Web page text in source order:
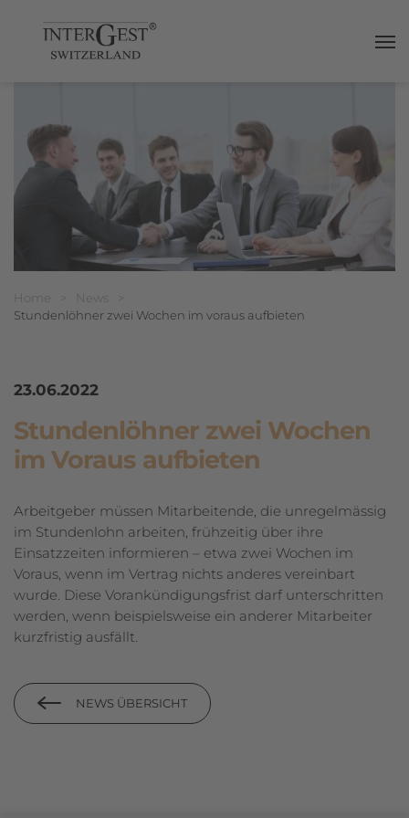
Breadcrumbnavigation
Sie befinden sich hier:
Home News
Stundenlöhner zwei Wochen im voraus aufbieten
23.06.2022
Stundenlöhner zwei Wochen
im Voraus aufbieten
Arbeitgeber müssen Mitarbeitende, die unregelmässig
im Stundenlohn arbeiten, frühzeitig über ihre
Einsatzzeiten informieren – etwa zwei Wochen im
Voraus, wenn im Vertrag nichts anderes vereinbart
wurde. Diese Vorankündigungsfrist darf unterschritten
werden, wenn beispielsweise ein anderer Mitarbeiter
kurzfristig ausfällt.
NEWS ÜBERSICHT